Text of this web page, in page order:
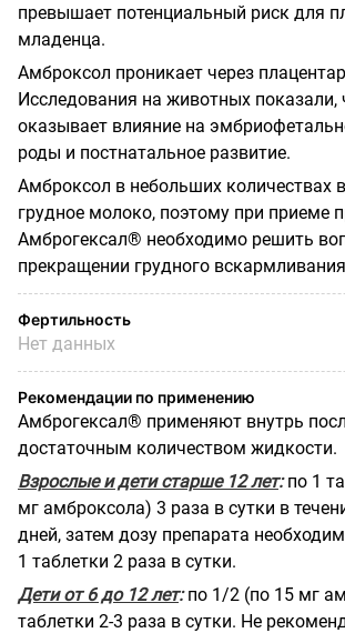
превышает потенциальный риск для
младенца.
Амброксол проникает через
Исследования на животных показали,
оказывает влияние на
роды и постнатальное развитие.
Амброксол в небольших количествах
грудное молоко, поэтому при приеме
Амброгексал® необходимо решить
прекращении грудного
Фертильность
Нет данных
Рекомендации по применению
Амброгексал® применяют внутрь
достаточным количеством жидкости.
Взрослые и дети старше 12 лет:по 1
мг амброксола) 3 раза в сутки в
дней, затем дозу препарата
1 таблетки 2 раза в сутки.
Дети от 6 до 12 лет:по 1/2 (по 15 мг
таблетки 2-3 раза в сутки. Не